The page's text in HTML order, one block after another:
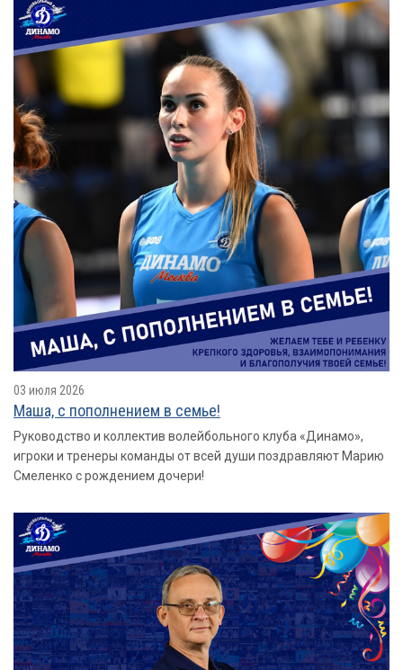
03 июля 2026
Маша, с пополнением в семье!
Руководство и коллектив волейбольного клуба «Динамо»,
игроки и тренеры команды от всей души поздравляют Марию
Смеленко с рождением дочери!